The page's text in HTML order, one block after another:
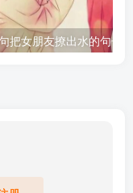
把女朋友撩出水的句子